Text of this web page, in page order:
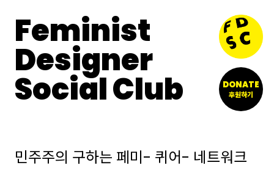
Feminist
Designer
Social Club DONATE
후원하기
민주주의 구하는 페미- 퀴어- 네트워크